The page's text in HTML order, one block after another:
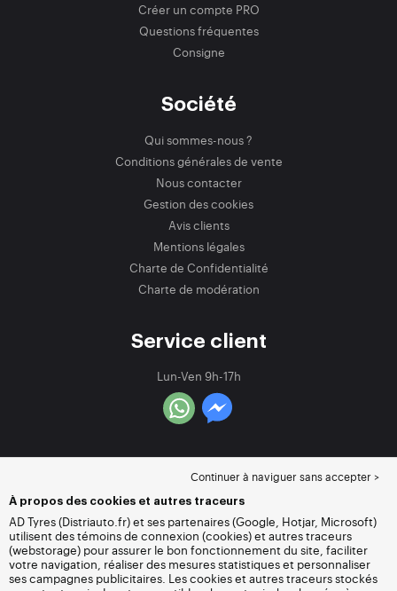
Créer un compte PRO
Questions fréquentes
Consigne
Société
Qui sommes-nous ?
Conditions générales de vente
Nous contacter
Gestion des cookies
Avis clients
Mentions légales
Charte de Confidentialité
Charte de modération
Service client
Lun-Ven 9h-17h
Continuer à naviguer sans accepter >
À propos des cookies et autres traceurs
AD Tyres (Distriauto.fr) et ses partenaires (Google, Hotjar, Microsoft)
utilisent des témoins de connexion (cookies) et autres traceurs
(webstorage) pour assurer le bon fonctionnement du site, faciliter
votre navigation, réaliser des mesures statistiques et personnaliser
ses campagnes publicitaires. Les cookies et autres traceurs stockés